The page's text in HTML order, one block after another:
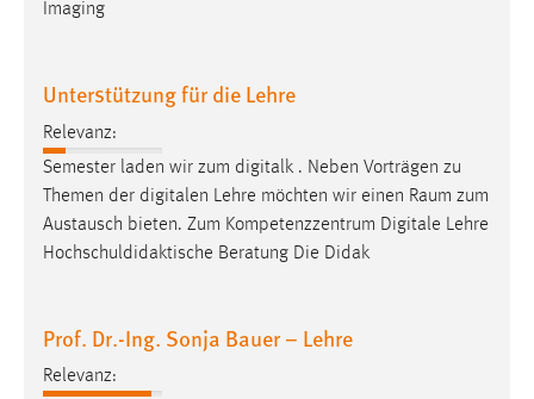
Imaging
Unterstützung für die Lehre
Relevanz:
Semester laden wir zum digitalk . Neben Vorträgen zu
Themen der digitalen Lehre möchten wir einen Raum zum
Austausch bieten. Zum Kompetenzzentrum Digitale Lehre
Hochschuldidaktische Beratung Die Didak
Prof. Dr.-Ing. Sonja Bauer – Lehre
Relevanz:
Name:
MibewSessionID, MIBEW_UserID, mibew_locale, mibew-
chat-frame-style-5e9dbeb1811c0446
Zweck:
Wird benötigt um die Chatfunktion nutzen zu können.
Jahre, MIBEW_UserID = 1 Jahr